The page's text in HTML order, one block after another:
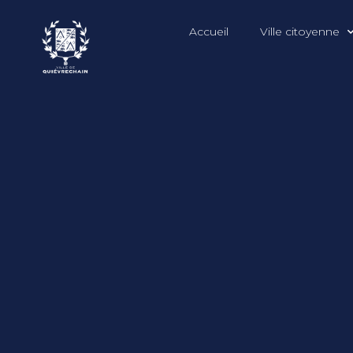
Accueil Ville citoyenne